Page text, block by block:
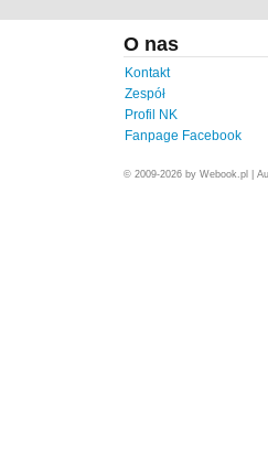
O nas
Kontakt
Zespół
Profil NK
Fanpage Facebook
© 2009-2026 by Webook.pl |